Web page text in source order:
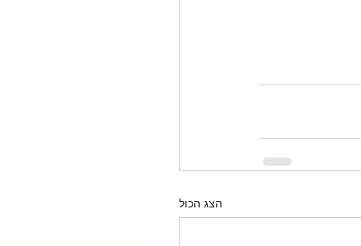
הצג הכול